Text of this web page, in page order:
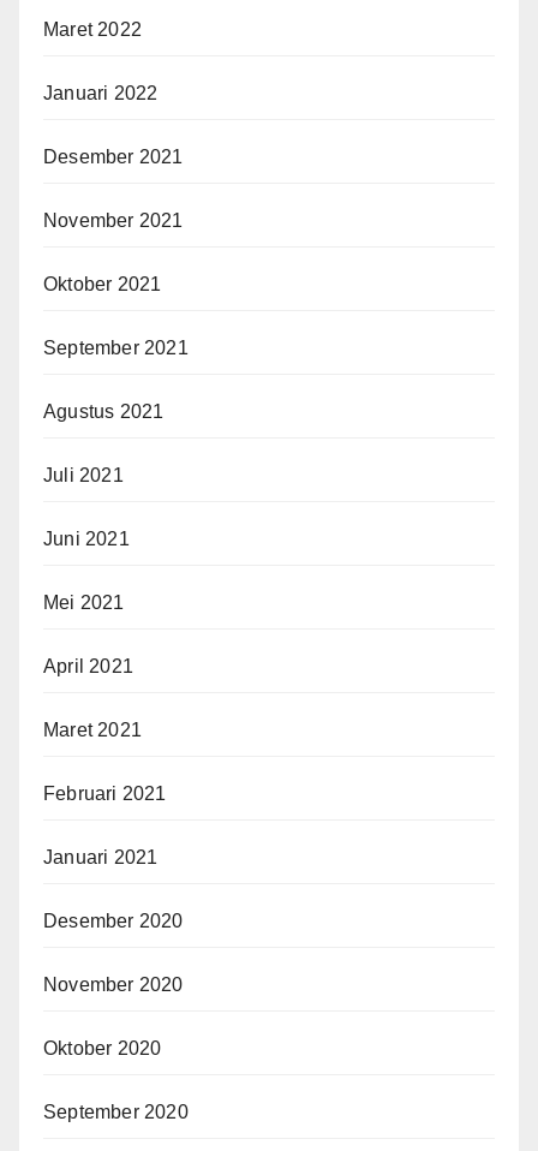
Maret 2022
Januari 2022
Desember 2021
November 2021
Oktober 2021
September 2021
Agustus 2021
Juli 2021
Juni 2021
Mei 2021
April 2021
Maret 2021
Februari 2021
Januari 2021
Desember 2020
November 2020
Oktober 2020
September 2020